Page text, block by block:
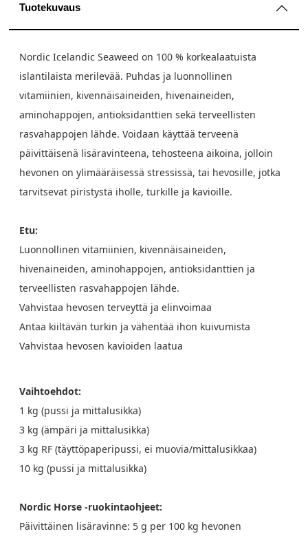
Tuotekuvaus
Nordic Icelandic Seaweed on 100 % korkealaatuista
islantilaista merilevää. Puhdas ja luonnollinen
vitamiinien, kivennäisaineiden, hivenaineiden,
aminohappojen, antioksidanttien sekä terveellisten
rasvahappojen lähde. Voidaan käyttää terveenä
päivittäisenä lisäravinteena, tehosteena aikoina, jolloin
hevonen on ylimääräisessä stressissä, tai hevosille, jotka
tarvitsevat piristystä iholle, turkille ja kavioille.
Etu:
Luonnollinen vitamiinien, kivennäisaineiden,
hivenaineiden, aminohappojen, antioksidanttien ja
terveellisten rasvahappojen lähde.
Vahvistaa hevosen terveyttä ja elinvoimaa
Antaa kiiltävän turkin ja vähentää ihon kuivumista
Vahvistaa hevosen kavioiden laatua
Vaihtoehdot:
1 kg (pussi ja mittalusikka)
3 kg (ämpäri ja mittalusikka)
3 kg RF (täyttöpaperipussi, ei muovia/mittalusikkaa)
10 kg (pussi ja mittalusikka)
Nordic Horse -ruokintaohjeet:
Päivittäinen lisäravinne: 5 g per 100 kg hevonen